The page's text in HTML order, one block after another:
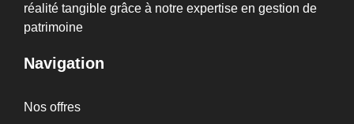
réalité tangible grâce à notre expertise en gestion de
patrimoine
Navigation
Nos offres